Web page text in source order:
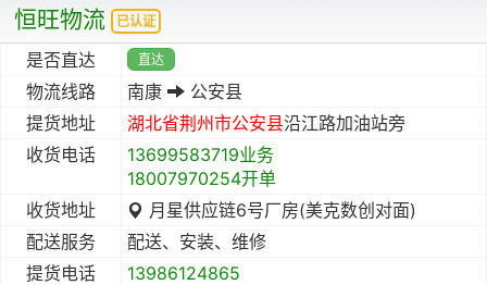
恒旺物流 已认证
是否直达 直达
物流线路 南康
公安县
提货地址
湖北省荆州市公安县沿江路加油站旁
收货电话
13699583719业务
18007970254开单
收货地址
月星供应链6号厂房(美克数创对面)
配送服务
配送、安装、维修
提货电话
13986124865